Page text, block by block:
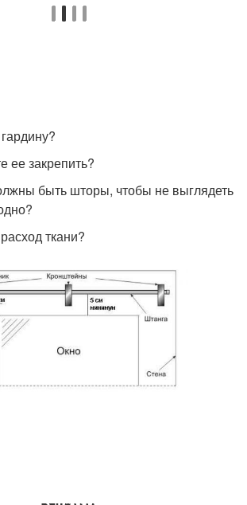
ее закрепить?
быть шторы, чтобы не выглядеть
ткани?